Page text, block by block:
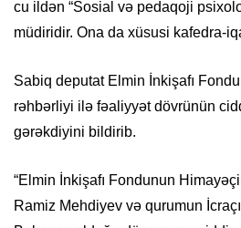
cu ildən “Sosial və pedaqoji
müdiridir. Ona da xüsusi kafedra-
Sabiq deputat Elmin İnkişafı
rəhbərliyi ilə fəaliyyət dövrünün
gərəkdiyini bildirib.
“Elmin İnkişafı Fondunun
Ramiz Mehdiyev və qurumun